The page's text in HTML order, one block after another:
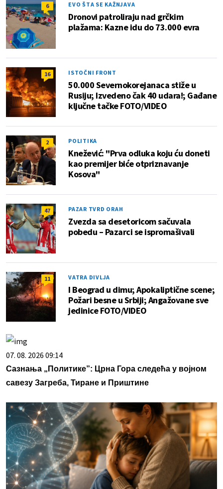
6 EVO ŠTA SE KAŽNJAVA
Dronovi patroliraju nad grčkim
plažama: Kazne idu do 73.000 evra
16 ISTOČNI FRONT
50.000 Severnokorejanaca stiže u
Rusiju; Izvedeno čak 40 udara!; Gađane
ključne tačke FOTO/VIDEO
2 POLITIKA
Knežević: "Prva odluka koju ću doneti
kao premijer biće otpriznavanje
Kosova"
47 PAZAR TVRD ORAH
Zvezda sa desetoricom sačuvala
pobedu – Pazarci se ispromašivali
11 VATRA DIVLJA
I Beograd u dimu; Apokaliptične scene;
Požari besne u Srbiji; Angažovane sve
jedinice FOTO/VIDEO
07. 08. 2026 09:14
Сазнања „Политике”: Црна Гора следећа у војном
савезу Загреба, Тиране и Приштине